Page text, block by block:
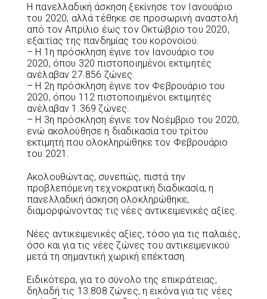
Η πανελλαδική άσκηση ξεκίνησε τον Ιανουάριο
του 2020, αλλά τέθηκε σε προσωρινή αναστολή
από τον Απρίλιο έως τον Οκτώβριο του 2020,
εξαιτίας της πανδημίας του κορονοϊού.
– Η 1η πρόσκληση έγινε τον Ιανουάριο του
2020, όπου 320 πιστοποιημένοι εκτιμητές
ανέλαβαν 27.856 ζώνες.
– Η 2η πρόσκληση έγινε τον Φεβρουάριο του
2020, όπου 112 πιστοποιημένοι εκτιμητές
ανέλαβαν 1.369 ζώνες.
– Η 3η πρόσκληση έγινε τον Νοέμβριο του 2020,
ενώ ακολούθησε η διαδικασία του τρίτου
εκτιμητή που ολοκληρώθηκε τον Φεβρουάριο
του 2021.
Ακολουθώντας, συνεπώς, πιστά την
προβλεπόμενη τεχνοκρατική διαδικασία, η
πανελλαδική άσκηση ολοκληρώθηκε,
διαμορφώνοντας τις νέες αντικειμενικές αξίες.
Νέες αντικειμενικές αξίες, τόσο για τις παλαιές,
όσο και για τις νέες ζώνες του αντικειμενικού
μετά τη σημαντική χωρική επέκταση.
Ειδικότερα, για το σύνολο της επικράτειας,
δηλαδή τις 13.808 ζώνες, η εικόνα για τις νέες